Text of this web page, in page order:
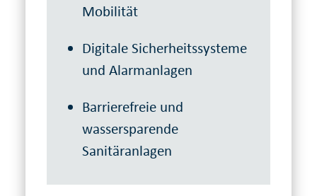
Mobilität
Digitale Sicherheitssysteme
und Alarmanlagen
Barrierefreie und
wassersparende
Sanitäranlagen